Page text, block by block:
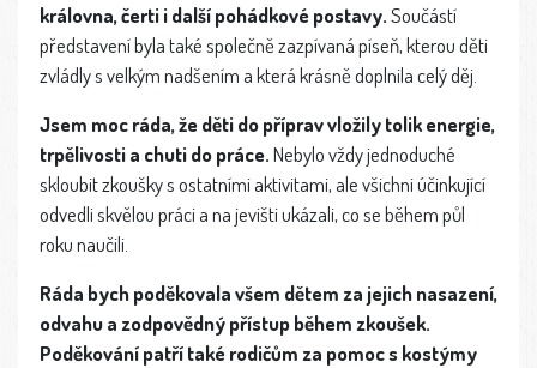
královna, čerti i další pohádkové postavy.Součástí
představení byla také společně zazpívaná píseň, kterou děti
zvládly s velkým nadšením a která krásně doplnila celý děj.
Jsem moc ráda, že děti do příprav vložily tolik energie,
trpělivosti a chuti do práce.Nebylo vždy jednoduché
skloubit zkoušky s ostatními aktivitami, ale všichni účinkující
odvedli skvělou práci a na jevišti ukázali, co se během půl
roku naučili.
Ráda bych poděkovala všem dětem za jejich nasazení,
odvahu a zodpovědný přístup během zkoušek.
Poděkování patří také rodičům za pomoc s kostýmy